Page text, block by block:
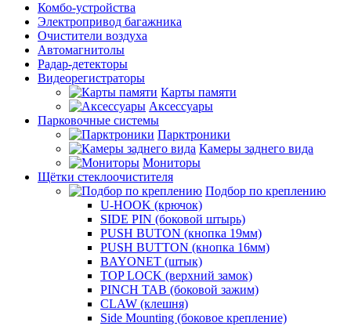
Комбо-устройства
Электропривод багажника
Очистители воздуха
Автомагнитолы
Радар-детекторы
Видеорегистраторы
Карты памяти
Аксессуары
Парковочные системы
Парктроники
Камеры заднего вида
Мониторы
Щётки стеклоочистителя
Подбор по креплению
U-HOOK (крючок)
SIDE PIN (боковой штырь)
PUSH BUTON (кнопка 19мм)
PUSH BUTTON (кнопка 16мм)
BAYONET (штык)
TOP LOCK (верхний замок)
PINCH TAB (боковой зажим)
CLAW (клешня)
Side Mounting (боковое крепление)